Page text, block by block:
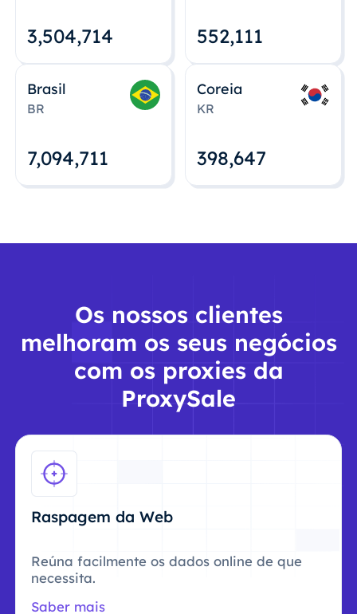
3,504,715 552,112
Brasil
BR
7,094,712
Coreia
KR
398,648
Os nossos clientes
melhoram os seus negócios
com os proxies da
ProxySale
Raspagem da Web
Reúna facilmente os dados online de que
necessita.
Saber mais